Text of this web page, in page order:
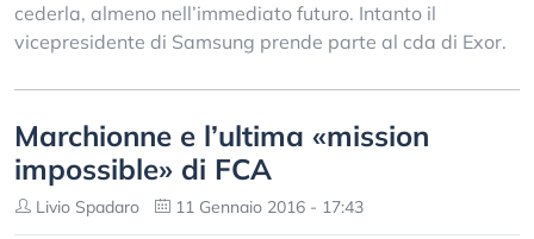
cederla, almeno nell’immediato futuro. Intanto il
vicepresidente di Samsung prende parte al cda di Exor.
Marchionne e l’ultima «mission
impossible» di FCA
Livio Spadaro 11 Gennaio 2016 - 17:43